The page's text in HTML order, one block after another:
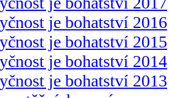
je bohatství 2016
je bohatství 2015
je bohatství 2014
je bohatství 2013